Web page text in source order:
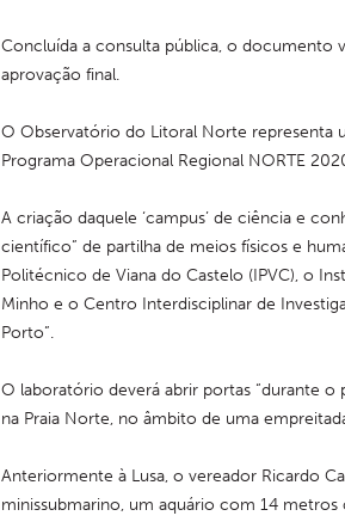
Concluída a consulta pública, o documento
aprovação final.
O Observatório do Litoral Norte representa
Programa Operacional Regional NORTE
A criação daquele ‘campus’ de ciência e
científico” de partilha de meios físicos e
Politécnico de Viana do Castelo (IPVC), o
Minho e o Centro Interdisciplinar de
Porto”.
O laboratório deverá abrir portas “durante
na Praia Norte, no âmbito de uma
Anteriormente à Lusa, o vereador Ricardo
minissubmarino, um aquário com 14